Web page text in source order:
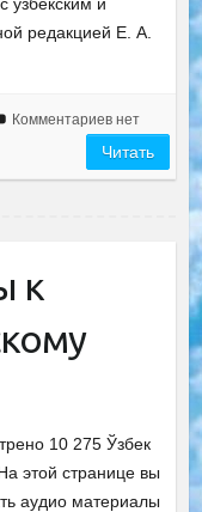
редакцией Е. А.
Комментариев нет
Читать
к
10 275 Ўзбек
этой странице вы
аудио материалы